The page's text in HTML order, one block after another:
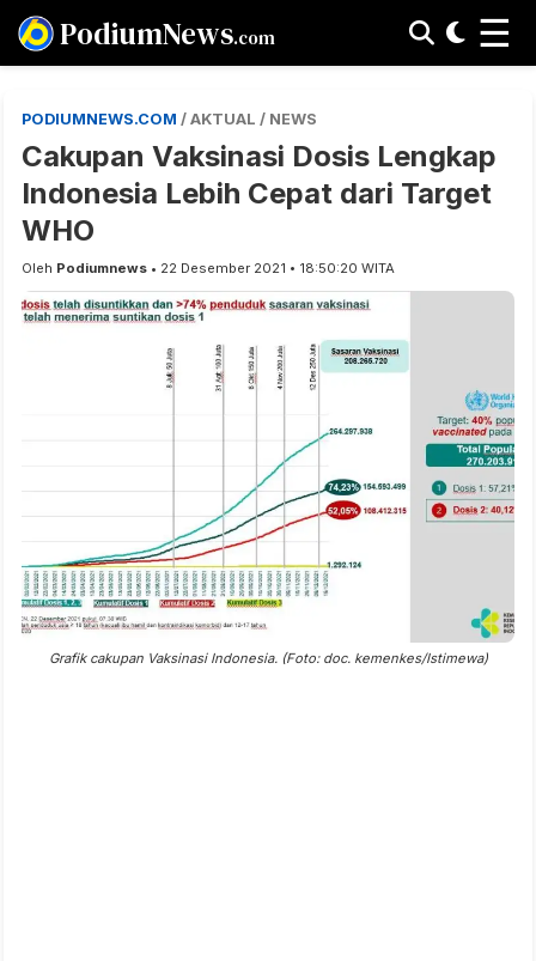
PodiumNews.com ☰
PODIUMNEWS.COM / AKTUAL / NEWS
Cakupan Vaksinasi Dosis Lengkap
Indonesia Lebih Cepat dari Target
WHO
Oleh Podiumnews • 22 Desember 2021 • 18:50:20 WITA
Grafik cakupan Vaksinasi Indonesia. (Foto: doc. kemenkes/Istimewa)